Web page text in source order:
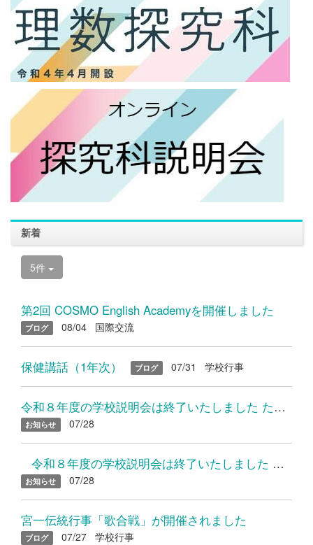
新着
5件
第2回 COSMO English Academyを開催しました
ブログ 08/04 国際交流
保健講話（1年次） ブログ 07/31 学校行事
令和８年度の学校説明会は終了いたしました たくさんのご参加あり...
お知らせ 07/28
令和８年度の学校説明会は終了いたしました たくさんのご参加...
お知らせ 07/28
宮一伝統行事「歌合戦」が開催されました
ブログ 07/27 学校行事